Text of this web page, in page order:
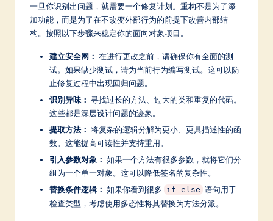
一旦你识别出问题，就需要一个修复计划。重构不是为了添
加功能，而是为了在不改变外部行为的前提下改善内部结
构。按照以下步骤来稳定你的面向对象项目。
建立安全网： 在进行更改之前，请确保你有全面的测
试。如果缺少测试，请为当前行为编写测试。这可以防
止修复过程中出现回归问题。
识别异味： 寻找过长的方法、过大的类和重复的代码。
这些都是深层设计问题的迹象。
提取方法： 将复杂的逻辑分解为更小、更具描述性的函
数。这能提高可读性并支持重用。
引入参数对象： 如果一个方法有很多参数，就将它们分
组为一个单一对象。这可以降低签名的复杂性。
替换条件逻辑： 如果你看到很多 if-else 语句用于
检查类型，考虑使用多态性将其替换为方法分派。